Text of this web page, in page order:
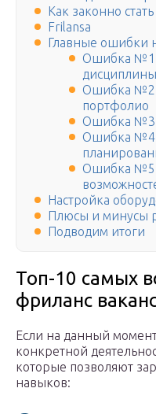
Как законно
Frilansa
Главные ошибки
Ошибка №1.
дисциплины
Ошибка №2.
портфолио
Ошибка №3.
Ошибка №4.
Ошибка №5.
Настройка
Плюсы и минусы
Подводим итоги
Топ-10 самых
фриланс
Если на данный
конкретной
которые позволяют
навыков: